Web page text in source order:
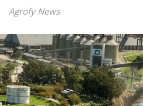
Agrofy News